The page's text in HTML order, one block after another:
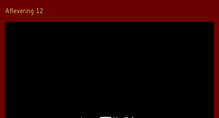
Aflevering 12